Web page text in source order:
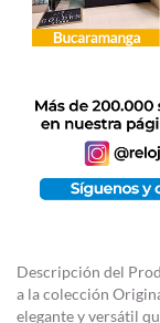
Descripción del
a la colección
elegante y versátil